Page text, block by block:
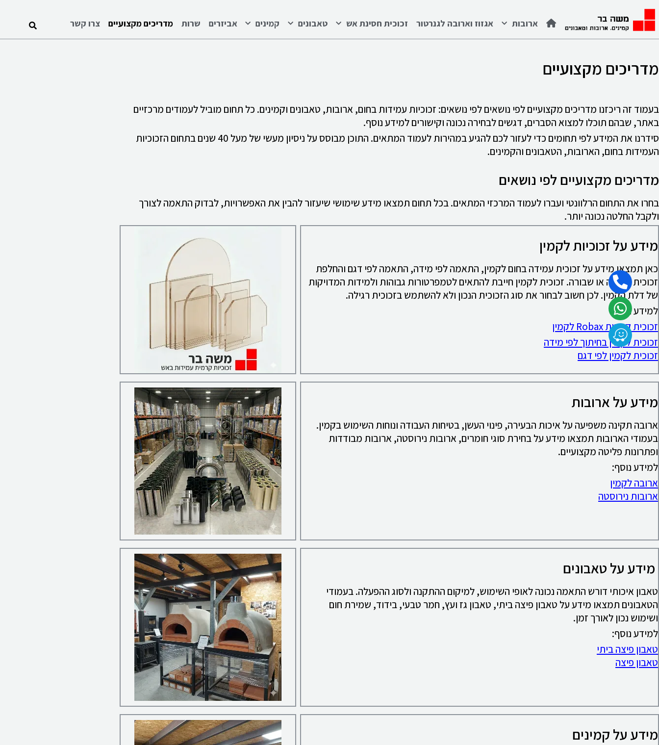
ארובות אגזוז וארובה לגנרטור זכוכית חסינת אש טאבונים קמינים אביזרים שרות מדריכים מקצועיים צרו קשר
מדריכים מקצועיים
בעמוד זה ריכזנו מדריכים מקצועיים לפי נושאים לפי נושאים: זכוכיות עמידות בחום, ארובות, טאבונים וקמינים. כל תחום מוביל לעמודים מרכזיים
באתר, שבהם תוכלו למצוא הסברים, דגשים לבחירה נכונה וקישורים למידע נוסף.
סידרנו את המידע לפי תחומים כדי לעזור לכם להגיע במהירות לעמוד המתאים. התוכן מבוסס על ניסיון מעשי של מעל 40 שנים בתחום הזכוכיות
העמידות בחום, הארובות, הטאבונים והקמינים.
מדריכים מקצועיים לפי נושאים
בחרו את התחום הרלוונטי ועברו לעמוד המרכזי המתאים. בכל תחום תמצאו מידע שימושי שיעזור להבין את האפשרויות, לבדוק התאמה לצורך
ולקבל החלטה נכונה יותר.
מידע על זכוכיות לקמין
כאן תמצאו מידע על זכוכית עמידה בחום לקמין, התאמה לפי מידה, התאמה לפי דגם והחלפת
זכוכית סדוקה או שבורה. זכוכית לקמין חייבת להתאים לטמפרטורות גבוהות ולמידות המדויקות
של דלת הקמין. לכן חשוב לבחור את סוג הזכוכית הנכון ולא להשתמש בזכוכית רגילה.
למידע נוסף:
זכוכית קרמית Robax לקמין
זכוכית לקמין בחיתוך לפי מידה
זכוכית לקמין לפי דגם
מידע על ארובות
ארובה תקינה משפיעה על איכות הבעירה, פינוי העשן, בטיחות העבודה ונוחות השימוש בקמין.
בעמודי הארובות תמצאו מידע על בחירת סוגי חומרים, ארובות נירוסטה, ארובות מבודדות
ופתרונות פליטה מקצועיים.
למידע נוסף:
ארובה לקמין
ארובות נירוסטה
מידע על טאבונים
טאבון איכותי דורש התאמה נכונה לאופי השימוש, למיקום ההתקנה ולסוג ההפעלה. בעמודי
הטאבונים תמצאו מידע על טאבון פיצה ביתי, טאבון גז ועץ, חמר טבעי, בידוד, שמירת חום
ושימוש נכון לאורך זמן.
למידע נוסף:
טאבון פיצה ביתי
טאבון פיצה
מידע על קמינים